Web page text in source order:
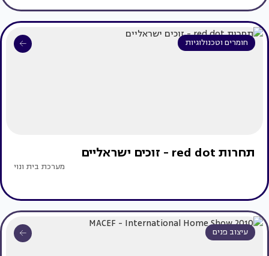
חומרים וטכנולוגיות
תחרות red dot - זוכים ישראליים
מערכת בית ונוי
עיצוב פנים